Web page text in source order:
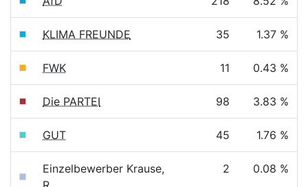
KLIMA FREUNDE 35 1.37 %
FWK 11 0.43 %
Die PARTEI 98 3.83 %
GUT 45 1.76 %
Einzelbewerber Krause,
2 0.08 %